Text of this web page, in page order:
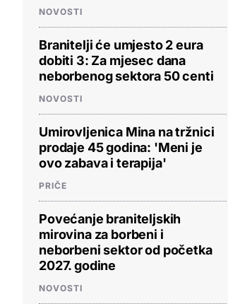
NOVOSTI
Branitelji će umjesto 2 eura
dobiti 3: Za mjesec dana
neborbenog sektora 50 centi
NOVOSTI
Umirovljenica Mina na tržnici
prodaje 45 godina: 'Meni je
ovo zabava i terapija'
PRIČE
Povećanje braniteljskih
mirovina za borbeni i
neborbeni sektor od početka
2027. godine
NOVOSTI